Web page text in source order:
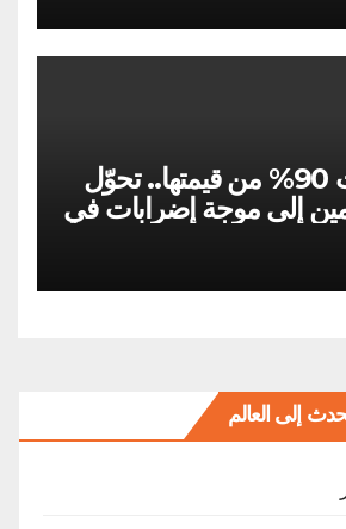
رواتب فقدت 90% من قيمتها.. تحوّل
إلى موجة إضرابات في
إلى العالم